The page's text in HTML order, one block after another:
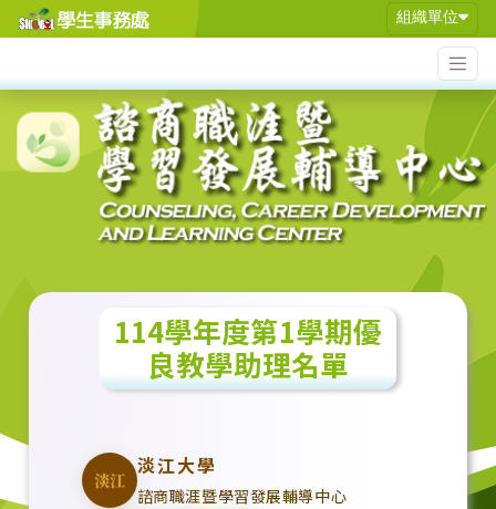
組織單位
114學年度第1學期優
良教學助理名單
淡江
淡江大學
諮商職涯暨學習發展輔導中心